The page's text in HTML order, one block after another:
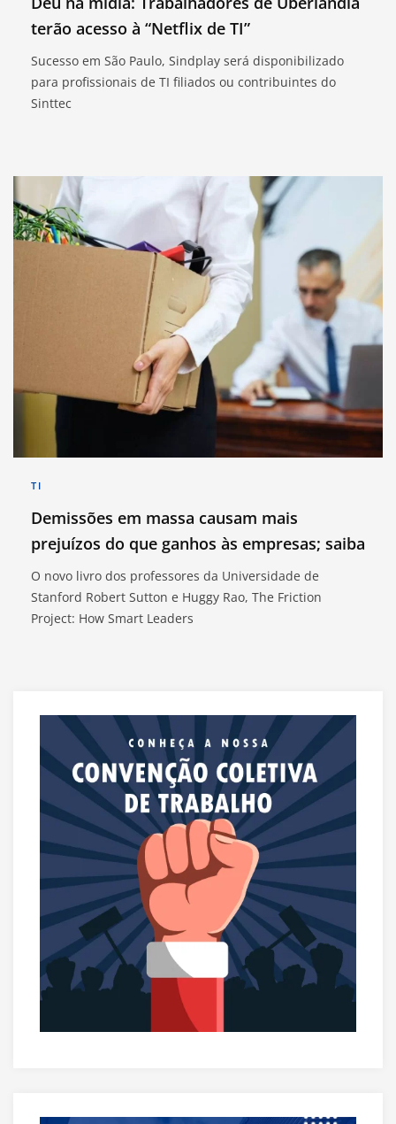
terão acesso à “Netflix de TI”
Sucesso em São Paulo, Sindplay será disponibilizado
para profissionais de TI filiados ou contribuintes do
Sinttec
TI
Demissões em massa causam mais
prejuízos do que ganhos às empresas; saiba
O novo livro dos professores da Universidade de
Stanford Robert Sutton e Huggy Rao, The Friction
Project: How Smart Leaders